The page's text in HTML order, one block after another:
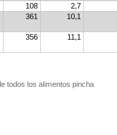
108
2,7
361 10,1
356 11,1
todos los alimentos pincha